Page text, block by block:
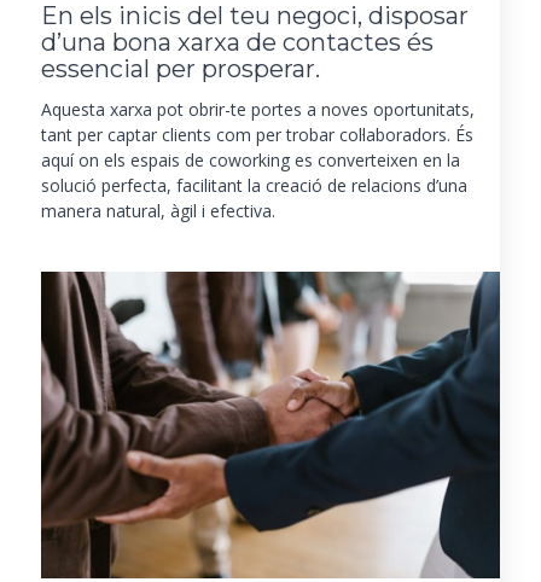
En els inicis del teu negoci, disposar
d’una bona xarxa de contactes és
essencial per prosperar.
Aquesta xarxa pot obrir-te portes a noves oportunitats,
tant per captar clients com per trobar col·laboradors. És
aquí on els espais de coworking es converteixen en la
solució perfecta, facilitant la creació de relacions d’una
manera natural, àgil i efectiva.